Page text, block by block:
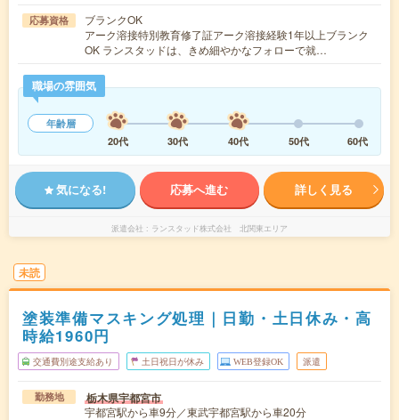
応募資格
ブランクOK
アーク溶接特別教育修了証アーク溶接経験1年以上ブランク
OK ランスタッドは、きめ細やかなフォローで就…
職場の雰囲気
年齢層
20代
30代 40代 50代 60代
気になる! 応募へ進む 詳しく見る
派遣会社 ランスタッド株式会社 北関東エリア
未読
塗装準備マスキング処理｜日勤・土日休み・高
時給1960円
交通費別途支給あり 土日祝日が休み WEB登録OK 派遣
勤務地 栃木県宇都宮市
宇都宮駅から車9分／東武宇都宮駅から車20分